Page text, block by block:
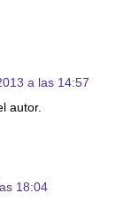
a las 14:57
autor.
18:04